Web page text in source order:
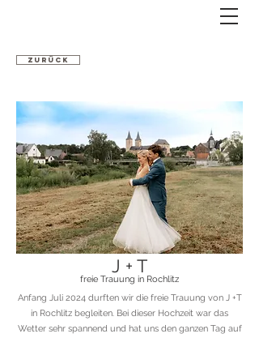
ZURÜCK
J + T
freie Trauung in Rochlitz
Anfang Juli 2024 durften wir die freie Trauung von J +T
in Rochlitz begleiten. Bei dieser Hochzeit war das
Wetter sehr spannend und hat uns den ganzen Tag auf